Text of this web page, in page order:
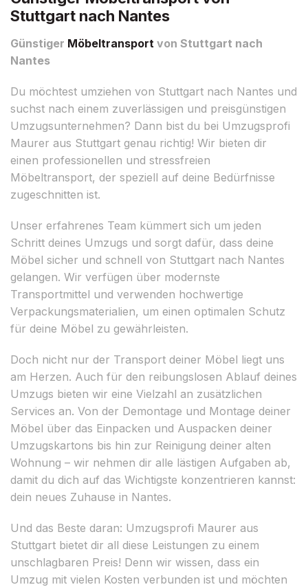
Stuttgart nach Nantes
Günstiger Möbeltransport von Stuttgart nach
Nantes
Du möchtest umziehen von Stuttgart nach Nantes und
suchst nach einem zuverlässigen und preisgünstigen
Umzugsunternehmen? Dann bist du bei Umzugsprofi
Maurer aus Stuttgart genau richtig! Wir bieten dir
einen professionellen und stressfreien
Möbeltransport, der speziell auf deine Bedürfnisse
zugeschnitten ist.
Unser erfahrenes Team kümmert sich um jeden
Schritt deines Umzugs und sorgt dafür, dass deine
Möbel sicher und schnell von Stuttgart nach Nantes
gelangen. Wir verfügen über modernste
Transportmittel und verwenden hochwertige
Verpackungsmaterialien, um einen optimalen Schutz
für deine Möbel zu gewährleisten.
Doch nicht nur der Transport deiner Möbel liegt uns
am Herzen. Auch für den reibungslosen Ablauf deines
Umzugs bieten wir eine Vielzahl an zusätzlichen
Services an. Von der Demontage und Montage deiner
Möbel über das Einpacken und Auspacken deiner
Umzugskartons bis hin zur Reinigung deiner alten
Wohnung – wir nehmen dir alle lästigen Aufgaben ab,
damit du dich auf das Wichtigste konzentrieren kannst:
dein neues Zuhause in Nantes.
Und das Beste daran: Umzugsprofi Maurer aus
Stuttgart bietet dir all diese Leistungen zu einem
unschlagbaren Preis! Denn wir wissen, dass ein
Umzug mit vielen Kosten verbunden ist und möchten